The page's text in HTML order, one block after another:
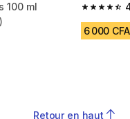
100 ml
from 519 reviews
4.7 out
6 000 CFA
Retour en haut